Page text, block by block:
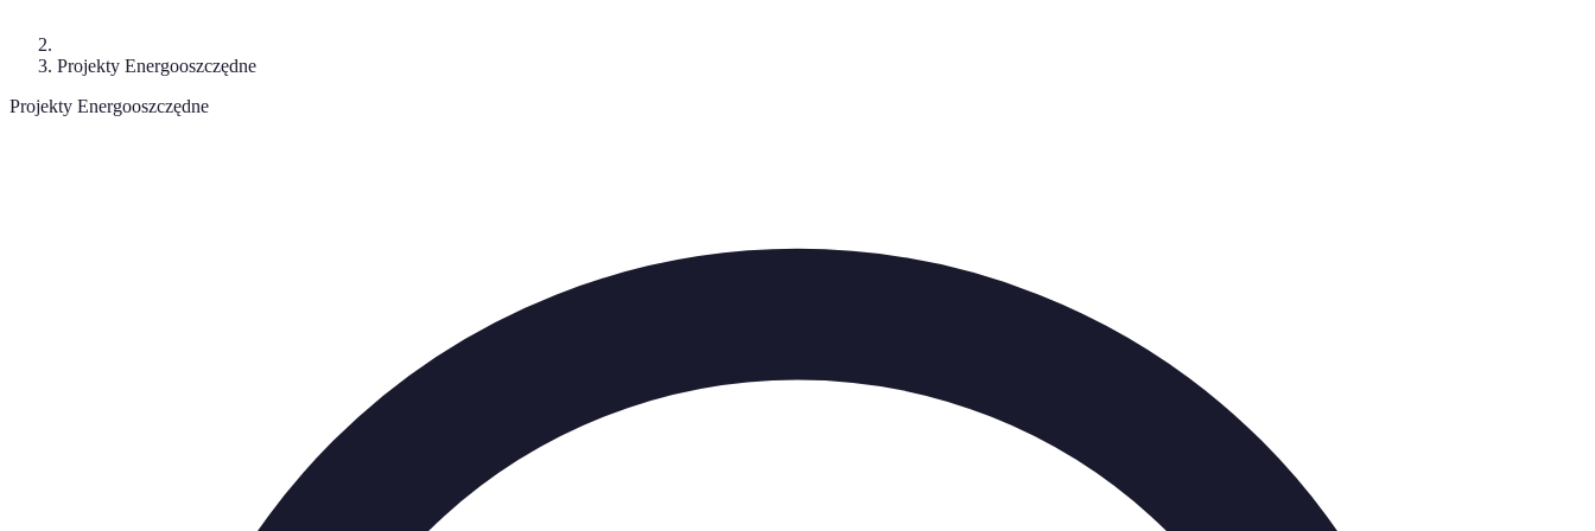
Projekty Energooszczędne
Projekty Energooszczędne